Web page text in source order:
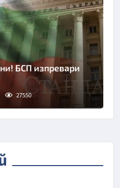
БСП изпревари
27550